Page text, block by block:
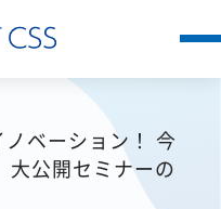
み
ベーション！ 今
公開セミナーの